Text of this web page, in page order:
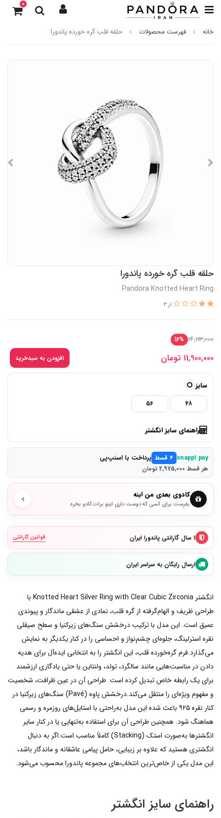
0
خانه فهرست محصولات حلقه قلب گره خورده پاندورا
حلقه قلب گره خورده پاندورا
Pandora Knotted Heart Ring
از 3
14,113,000
16%
11,900,000 تومان افزودن به سبدخرید
سایز
48
56
راهنمای سایز انگشتر
snapp! pay ۴ قسط پرداخت با اسنپ‌پی
هر قسط 2,975,000 تومان
کادوی بعدی من اینه
بفرست برای کسی که دوست داری اینو برات کادو بخره
۱ سال گارانتی پاندورا ایران قوانین گارانتی
ارسال رایگان به سراسر ایران
انگشتر Knotted Heart Silver Ring with Clear Cubic Zirconia با
طراحی ظریف و الهام‌گرفته از گره قلب، نمادی از عشقی ماندگار و پیوندی
عمیق است. این مدل با ترکیب درخشش سنگ‌های زیرکنیا و سطح صیقلی
نقره استرلینگ، جلوه‌ای چشم‌نواز و احساسی را در کنار یکدیگر به نمایش
می‌گذارد.فرم گره‌خورده قلب، این انگشتر را به انتخابی ایده‌آل برای هدیه
دادن در مناسبت‌هایی مانند سالگرد، تولد، ولنتاین یا حتی یادگاری ارزشمند
برای یک رابطه خاص تبدیل کرده است. طراحی آن در عین ظرافت، شخصیت
و مفهوم ویژه‌ای را منتقل می‌کند.درخشش پاوه (Pavé) سنگ‌های زیرکنیا در
کنار نقره ۹۲۵ باعث شده این مدل به‌راحتی با استایل‌های روزمره و رسمی
هماهنگ شود. همچنین طراحی آن برای استفاده به‌تنهایی یا در کنار سایر
انگشترها به‌صورت استک (Stacking) کاملاً مناسب است.اگر به دنبال
انگشتری هستید که علاوه بر زیبایی، حامل پیامی عاشقانه و ماندگار باشد،
این مدل یکی از خاص‌ترین انتخاب‌های مجموعه پاندورا محسوب می‌شود.
راهنمای سایز انگشتر